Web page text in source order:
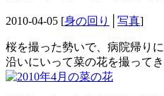
2010-04-05 [身の回り 写真]
桜を撮った勢いで、病院帰り
沿いにいって菜の花を撮ってき